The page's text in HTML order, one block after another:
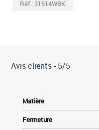
Réf : 31514WBK
Avis clients -5/5
Matière
Fermeture